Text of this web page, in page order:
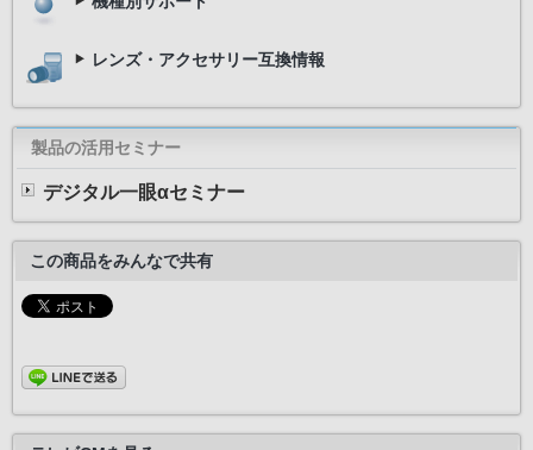
レンズ・アクセサリー互換情報
製品の活用セミナー
デジタル一眼αセミナー
この商品をみんなで共有